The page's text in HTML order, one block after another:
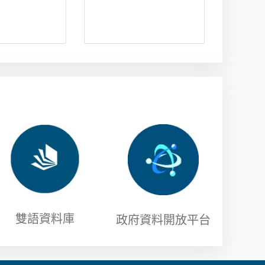
雙語資料庫 政府資料開放平台